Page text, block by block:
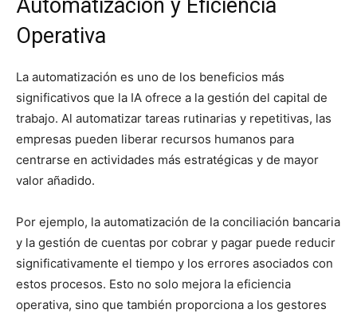
Automatización y Eficiencia
Operativa
La automatización es uno de los beneficios más
significativos que la IA ofrece a la gestión del capital de
trabajo. Al automatizar tareas rutinarias y repetitivas, las
empresas pueden liberar recursos humanos para
centrarse en actividades más estratégicas y de mayor
valor añadido.
Por ejemplo, la automatización de la conciliación bancaria
y la gestión de cuentas por cobrar y pagar puede reducir
significativamente el tiempo y los errores asociados con
estos procesos. Esto no solo mejora la eficiencia
operativa, sino que también proporciona a los gestores